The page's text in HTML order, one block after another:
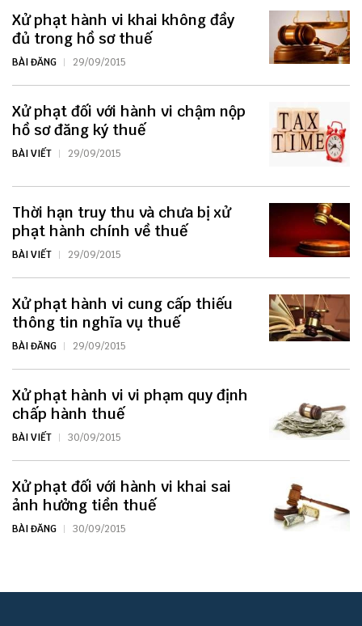
Xử phạt hành vi khai không đầy
đủ trong hồ sơ thuế
BÀI ĐĂNG 29/09/2015
Xử phạt đối với hành vi chậm nộp
hồ sơ đăng ký thuế
BÀI VIẾT 29/09/2015
Thời hạn truy thu và chưa bị xử
phạt hành chính về thuế
BÀI VIẾT 29/09/2015
Xử phạt hành vi cung cấp thiếu
thông tin nghĩa vụ thuế
BÀI ĐĂNG 29/09/2015
Xử phạt hành vi vi phạm quy định
chấp hành thuế
BÀI VIẾT 30/09/2015
Xử phạt đối với hành vi khai sai
ảnh hưởng tiền thuế
BÀI ĐĂNG 30/09/2015